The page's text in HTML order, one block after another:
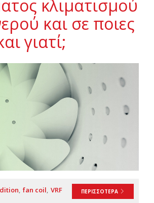
κλιματισμού
και σε ποιες
γιατί;
ΠΕΡΙΣΣΟΤΕΡΑ
fan coil VRF